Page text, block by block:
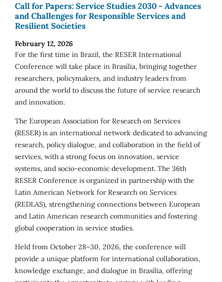
Call for Papers: Service Studies 2030 - Advances
and Challenges for Responsible Services and
Resilient Societies
February 12, 2026
For the first time in Brazil, the RESER International
Conference will take place in Brasília, bringing together
researchers, policymakers, and industry leaders from
around the world to discuss the future of service research
and innovation.
The European Association for Research on Services
(RESER) is an international network dedicated to advancing
research, policy dialogue, and collaboration in the field of
services, with a strong focus on innovation, service
systems, and socio-economic development. The 36th
RESER Conference is organized in partnership with the
Latin American Network for Research on Services
(REDLAS), strengthening connections between European
and Latin American research communities and fostering
global cooperation in service studies.
Held from October 28–30, 2026, the conference will
provide a unique platform for international collaboration,
knowledge exchange, and dialogue in Brasília, offering